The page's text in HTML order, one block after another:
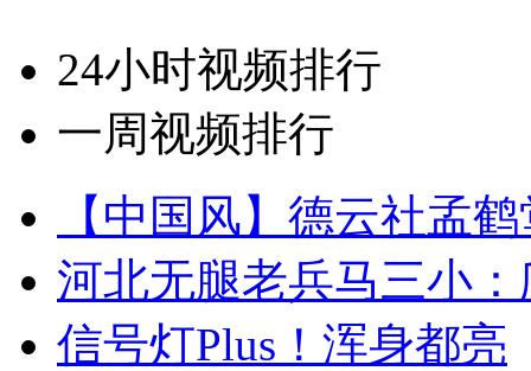
24小时视频排行
一周视频排行
【中国风】德云社孟
河北无腿老兵马三小
信号灯Plus！浑身都亮